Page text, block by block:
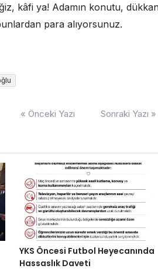
kâfi ya! Adamın konutu,
para alıyorsunuz.
« Önceki Yazı Sonraki Yazı »
YKS Öncesi Futbol Heyecanında
Hassaslık Daveti